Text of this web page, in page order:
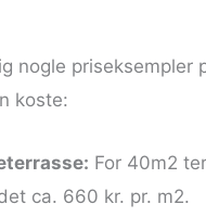
nogle priseksempler
koste:
For 40m2
ca. 660 kr. pr. m2.